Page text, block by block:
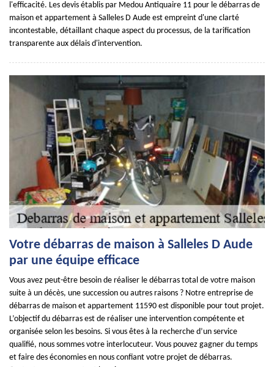
l'efficacité. Les devis établis par Medou Antiquaire 11 pour le débarras de
maison et appartement à Salleles D Aude est empreint d'une clarté
incontestable, détaillant chaque aspect du processus, de la tarification
transparente aux délais d'intervention.
Votre débarras de maison à Salleles D Aude
par une équipe efficace
Vous avez peut-être besoin de réaliser le débarras total de votre maison
suite à un décès, une succession ou autres raisons ? Notre entreprise de
débarras de maison et appartement 11590 est disponible pour tout projet.
L’objectif du débarras est de réaliser une intervention compétente et
organisée selon les besoins. Si vous êtes à la recherche d’un service
qualifié, nous sommes votre interlocuteur. Vous pouvez gagner du temps
et faire des économies en nous confiant votre projet de débarras.